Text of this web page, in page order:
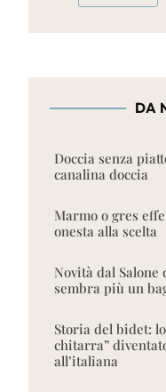
DA
Doccia senza
canalina doccia
Marmo o gres
onesta alla scelta
Novità dal Salone
sembra più un
Storia del bidet:
chitarra”
all’italiana